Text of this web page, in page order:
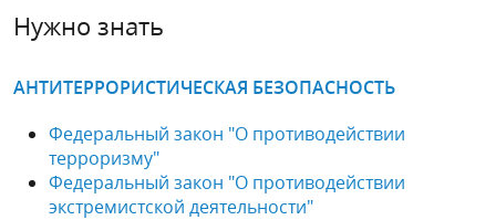
Нужно знать
АНТИТЕРРОРИСТИЧЕСКАЯ БЕЗОПАСНОСТЬ
Федеральный закон "О противодействии
терроризму"
Федеральный закон "О противодействии
экстремистской деятельности"